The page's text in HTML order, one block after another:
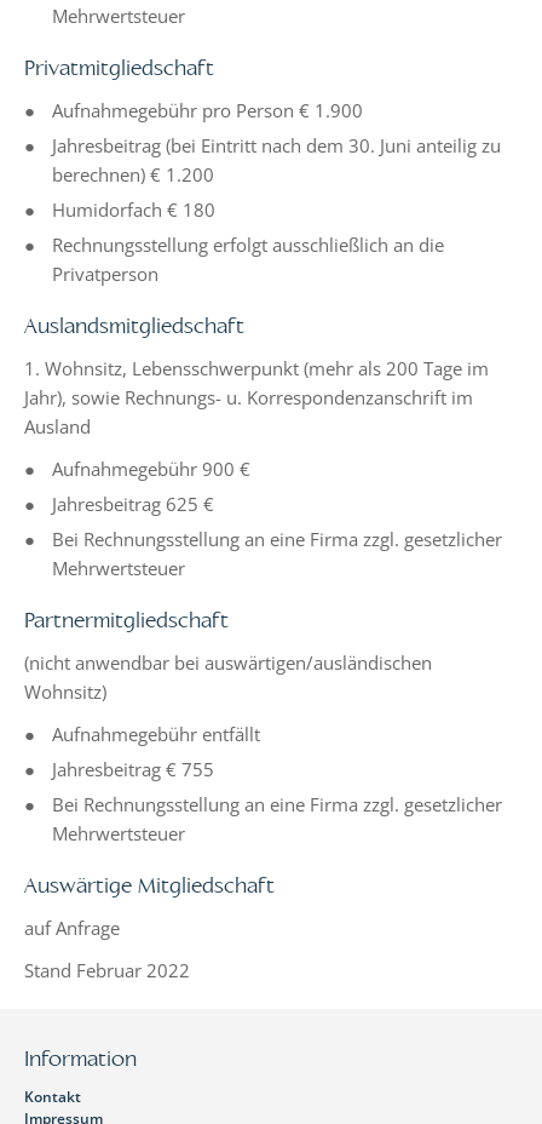
Mehrwertsteuer
Privatmitgliedschaft
Aufnahmegebühr pro Person € 1.900
Jahresbeitrag (bei Eintritt nach dem 30. Juni anteilig zu
berechnen) € 1.200
Humidorfach € 180
Rechnungsstellung erfolgt ausschließlich an die
Privatperson
Auslandsmitgliedschaft
1. Wohnsitz, Lebensschwerpunkt (mehr als 200 Tage im
Jahr), sowie Rechnungs- u. Korrespondenzanschrift im
Ausland
Aufnahmegebühr 900 €
Jahresbeitrag 625 €
Bei Rechnungsstellung an eine Firma zzgl. gesetzlicher
Mehrwertsteuer
Partnermitgliedschaft
(nicht anwendbar bei auswärtigen/ausländischen
Wohnsitz)
Aufnahmegebühr entfällt
Jahresbeitrag € 755
Bei Rechnungsstellung an eine Firma zzgl. gesetzlicher
Mehrwertsteuer
Auswärtige Mitgliedschaft
auf Anfrage
Stand Februar 2022
Information
Kontakt
Impressum